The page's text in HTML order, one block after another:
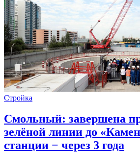
Стройка
Смольный: завершена
зелёной линии до
станции − через 3 года